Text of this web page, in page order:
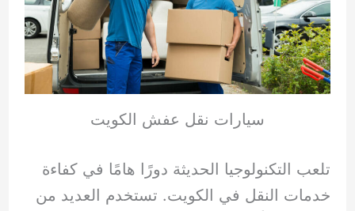
سيارات نقل عفش الكويت
تلعب التكنولوجيا الحديثة دورًا هامًا في كفاءة
خدمات النقل في الكويت. تستخدم العديد من